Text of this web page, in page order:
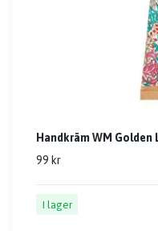
Handkräm WM Golden
99 kr
I lager